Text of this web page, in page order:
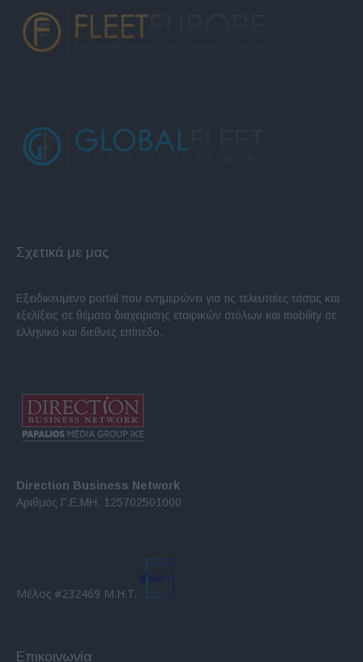
Σχετικά με μας
Εξειδικευμένο portal που ενημερώνει για τις τελευταίες τάσεις και
εξελίξεις σε θέματα διαχείρισης εταιρικών στόλων και mobility σε
ελληνικό και διεθνές επίπεδο.
Direction Business Network
Αριθμός Γ.Ε.ΜΗ. 125702501000
Μέλος #232469 Μ.Η.Τ.
Επικοινωνία